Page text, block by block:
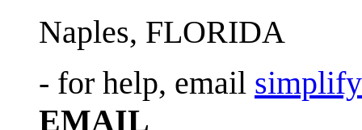
Naples, FLORIDA
- for help, email
EMAIL